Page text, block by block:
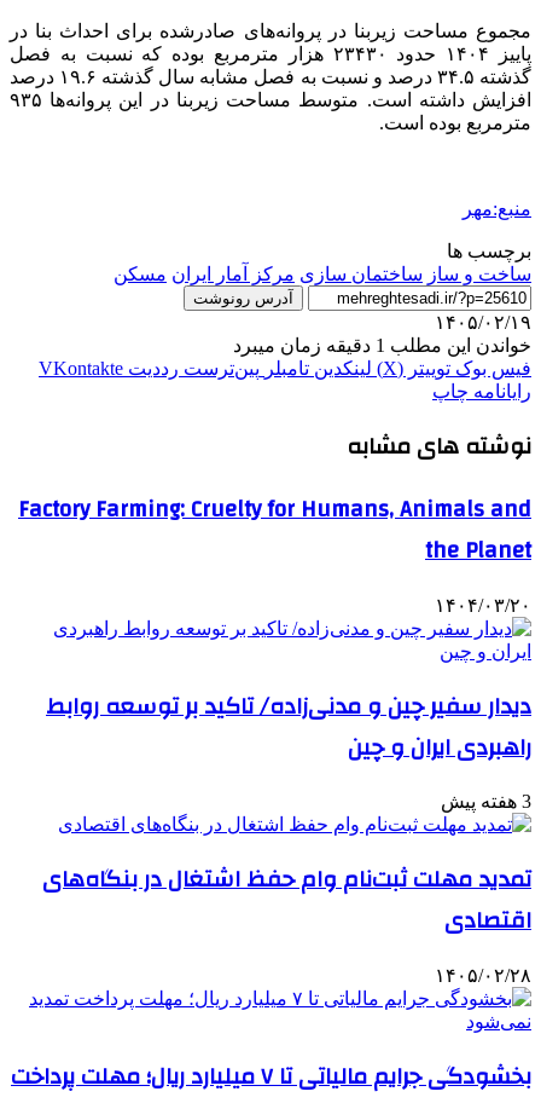
مجموع مساحت زیربنا در پروانه‌های صادرشده برای احداث بنا در
پاییز ۱۴۰۴ حدود ۲۳۴۳۰ هزار مترمربع بوده که نسبت به فصل
گذشته ۳۴.۵ درصد و نسبت به فصل مشابه سال گذشته ۱۹.۶ درصد
افزایش داشته است. متوسط مساحت زیربنا در این پروانه‌ها ۹۳۵
مترمربع بوده است.
منبع:مهر
برچسب ها
ساخت و ساز ساختمان سازی مرکز آمار ایران مسکن
آدرس رونوشت
۱۴۰۵/۰۲/۱۹
خواندن این مطلب 1 دقیقه زمان میبرد
فیس بوک توییتر (X) لینکدین ‫تامبلر ‫پین‌ترست ‫رددیت ‫VKontakte
رایانامه چاپ
نوشته های مشابه
Factory Farming: Cruelty for Humans, Animals and
the Planet
۱۴۰۴/۰۳/۲۰
دیدار سفیر چین و مدنی‌زاده/ تاکید بر توسعه روابط
راهبردی ایران و چین
3 هفته پیش
تمدید مهلت ثبت‌نام وام حفظ اشتغال در بنگاه‌های
اقتصادی
۱۴۰۵/۰۲/۲۸
بخشودگی جرایم مالیاتی تا ۷ میلیارد ریال؛ مهلت پرداخت